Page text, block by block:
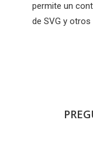
permite un
de SVG y